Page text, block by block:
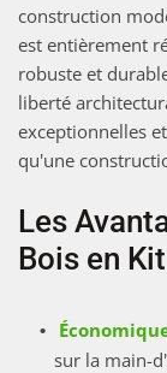
construction
est entièrement
robuste et
liberté
exceptionnelles
qu'une
Les
Bois en Kit
sur la main-